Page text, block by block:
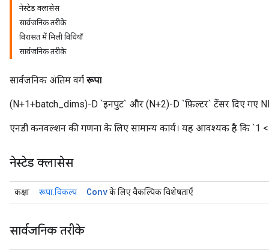
नेस्टेड क्लासेस
सार्वजनिक तरीके
विरासत में मिली विधियाँ
सार्वजनिक तरीके
सार्वजनिक अंतिम वर्ग रूपा
(N+1+batch_dims)-D `इनपुट` और (N+2)-D `फ़िल्टर` टेंसर दिए गए
एनडी कनवल्शन की गणना के लिए सामान्य कार्य। यह आवश्यक है कि `1
नेस्टेड क्लासेस
कक्षा रूपा.विकल्प Convके लिए वैकल्पिक विशेषताएँ
सार्वजनिक तरीके